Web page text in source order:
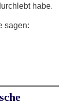
habe.
sagen: